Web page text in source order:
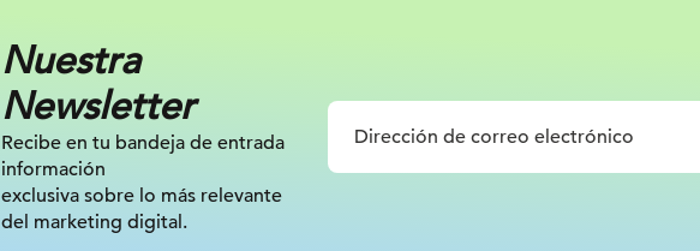
Nuestra
Newsletter
Recibe en tu bandeja de entrada
información
exclusiva sobre lo más relevante
del marketing digital.